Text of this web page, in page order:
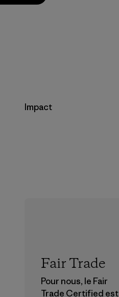
Impact
Fair Trade
Pour nous, le Fair
Trade Certified est